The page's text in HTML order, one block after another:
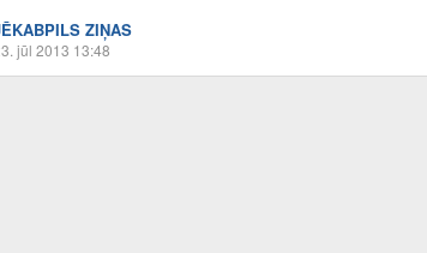
ZIŅAS
jūl 2013 13:48